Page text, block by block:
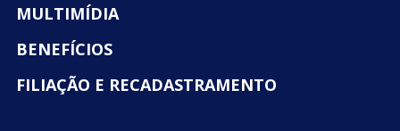
MULTIMÍDIA
BENEFÍCIOS
FILIAÇÃO E RECADASTRAMENTO